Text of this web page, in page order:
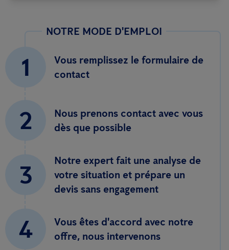
NOTRE MODE D'EMPLOI
1
Vous remplissez le formulaire de
contact
2
Nous prenons contact avec vous
dès que possible
3
Notre expert fait une analyse de
votre situation et prépare un
devis sans engagement
4
Vous êtes d'accord avec notre
offre, nous intervenons